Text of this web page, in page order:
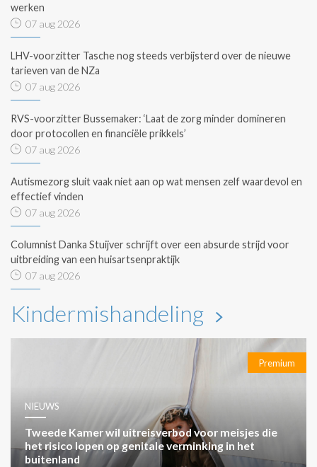
werken
07 aug 2026
LHV-voorzitter Tasche nog steeds verbijsterd over de nieuwe
tarieven van de NZa
07 aug 2026
RVS-voorzitter Bussemaker: ‘Laat de zorg minder domineren
door protocollen en financiële prikkels’
07 aug 2026
Autismezorg sluit vaak niet aan op wat mensen zelf waardevol en
effectief vinden
07 aug 2026
Columnist Danka Stuijver schrijft over een absurde strijd voor
uitbreiding van een huisartsenpraktijk
07 aug 2026
Kindermishandeling
Premium
NIEUWS
Tweede Kamer wil uitreisverbod voor meisjes die
het risico lopen op genitale verminking in het
buitenland